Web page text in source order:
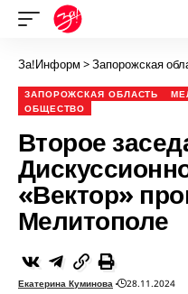
За!Информ >Запорожская
ЗАПОРОЖСКАЯ ОБЛАСТЬ
ОБЩЕСТВО
Второе
«Вектор»
Мелитополе
Екатерина Куминова 28.11.2024